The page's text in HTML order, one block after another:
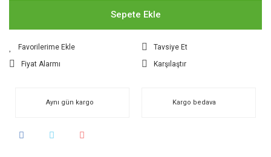
Sepete Ekle
Tavsiye Et
Fiyat Alarmı
Karşılaştır
Aynı gün kargo Kargo bedava